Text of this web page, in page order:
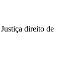
direito de